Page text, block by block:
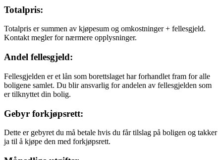
Totalpris:
Totalpris er summen av kjøpesum og omkostninger + fellesgjeld.
Kontakt megler for nærmere opplysninger.
Andel fellesgjeld:
Fellesgjelden er et lån som borettslaget har forhandlet fram for alle
boligene samlet. Du blir ansvarlig for andelen av fellesgjelden som
er tilknyttet din bolig.
Gebyr forkjøpsrett:
Dette er gebyret du må betale hvis du får tilslag på boligen og takker
ja til å kjøpe den med forkjøpsrett.